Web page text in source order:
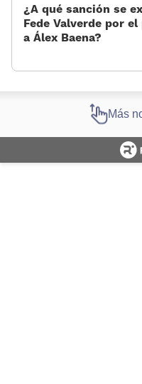
¿A qué sanción se
Fede Valverde por el
a Álex Baena?
Más